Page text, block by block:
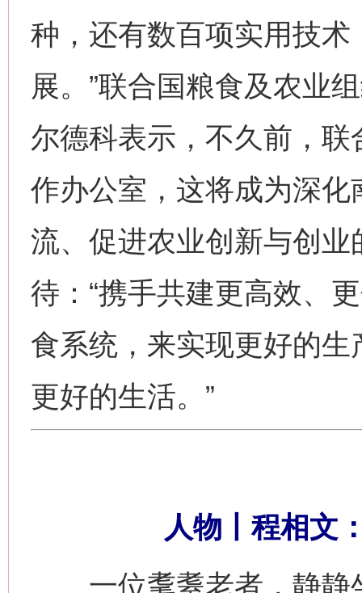
种，还有数百项实用技
展。”联合国粮食及农业
尔德科表示，不久前，
作办公室，这将成为深
流、促进农业创新与创
待：“携手共建更高效、
食系统，来实现更好的
更好的生活。”
人物丨程相文
一位耄耋老者，静静